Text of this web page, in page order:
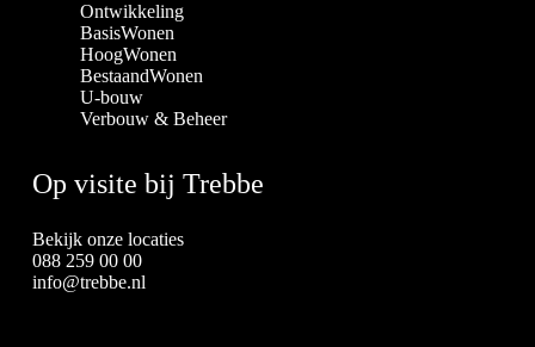
Ontwikkeling
BasisWonen
HoogWonen
BestaandWonen
U-bouw
Verbouw & Beheer
Op visite bij Trebbe
Bekijk onze locaties
088 259 00 00
info@trebbe.nl